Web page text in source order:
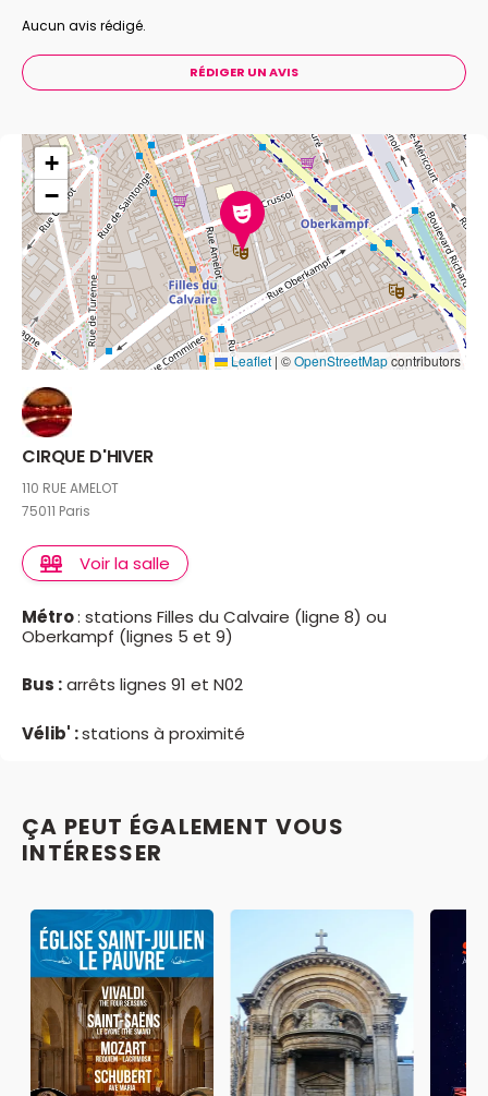
Aucun avis rédigé.
RÉDIGER UN AVIS
+
−
Leaflet | ©OpenStreetMapcontributors
CIRQUE D'HIVER
110 RUE AMELOT
75011 Paris
Voir la salle
Métro: stations Filles du Calvaire (ligne 8) ou
Oberkampf (lignes 5 et 9)
Bus :arrêts lignes 91 et N02
Vélib' :stations à proximité
ÇA PEUT ÉGALEMENT VOUS
INTÉRESSER